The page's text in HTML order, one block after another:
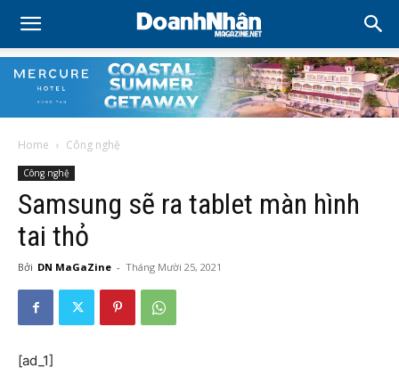
Home Công nghệ
Công nghệ
Samsung sẽ ra tablet màn hình
tai thỏ
Bởi DN MaGaZine - Tháng Mười 25, 2021
[ad_1]